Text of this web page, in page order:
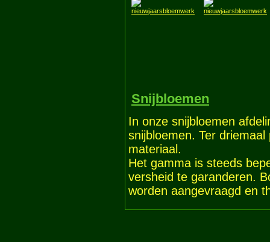
Snijbloemen
In onze snijbloemen
snijbloemen. Ter
materiaal.
Het gamma is steeds
versheid te garanderen.
worden aangevraagd en